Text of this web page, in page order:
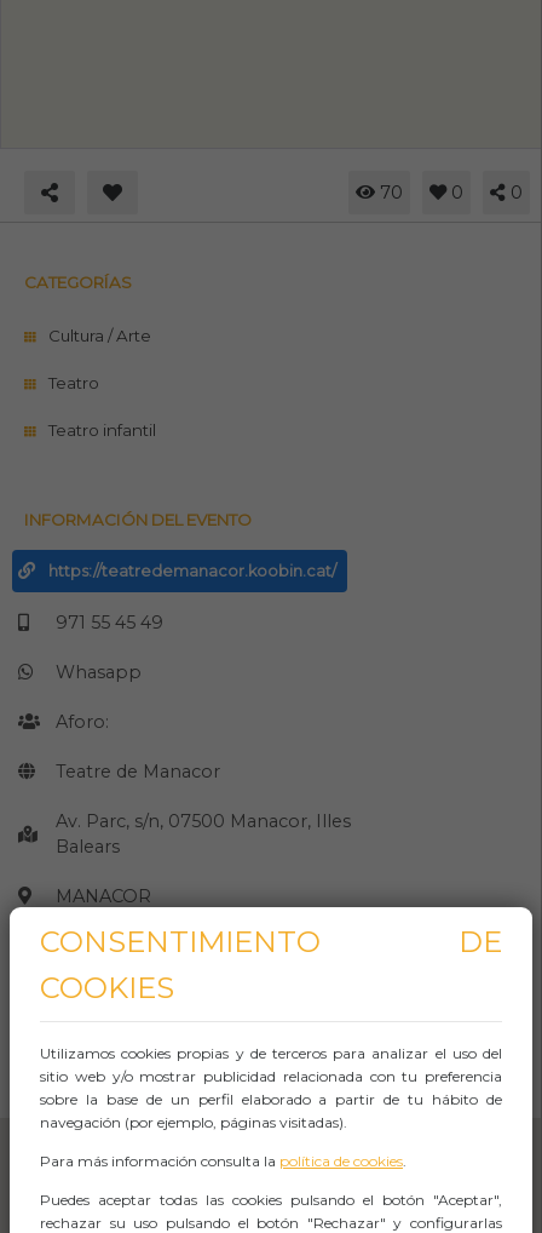
70 0 0
CATEGORÍAS
Cultura / Arte
Teatro
Teatro infantil
INFORMACIÓN DEL EVENTO
https://teatredemanacor.koobin.cat/
971 55 45 49
Whasapp
Aforo:
Teatre de Manacor
Av. Parc, s/n, 07500 Manacor, Illes
Balears
MANACOR
Observaciones
Abrir Navegación
CONSENTIMIENTO DE
COOKIES
Utilizamos cookies propias y de terceros para analizar el uso del
sitio web y/o mostrar publicidad relacionada con tu preferencia
sobre la base de un perfil elaborado a partir de tu hábito de
navegación (por ejemplo, páginas visitadas).
Para más información consulta la política de cookies.
Puedes aceptar todas las cookies pulsando el botón "Aceptar",
rechazar su uso pulsando el botón "Rechazar" y configurarlas